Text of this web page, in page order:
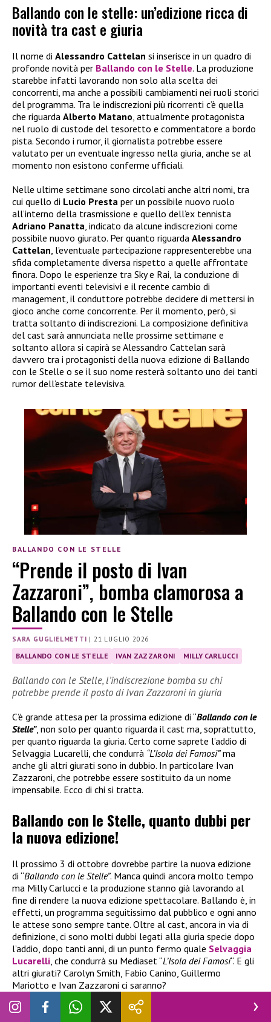
Ballando con le stelle: un’edizione ricca di
novità tra cast e giuria
Il nome di Alessandro Cattelan si inserisce in un quadro di
profonde novità per Ballando con le Stelle. La produzione
starebbe infatti lavorando non solo alla scelta dei
concorrenti, ma anche a possibili cambiamenti nei ruoli storici
del programma. Tra le indiscrezioni più ricorrenti c’è quella
che riguarda Alberto Matano , attualmente protagonista
nel ruolo di custode del tesoretto e commentatore a bordo
pista. Secondo i rumor, il giornalista potrebbe essere
valutato per un eventuale ingresso nella giuria, anche se al
momento non esistono conferme ufficiali.
Nelle ultime settimane sono circolati anche altri nomi, tra
cui quello di Lucio Presta per un possibile nuovo ruolo
all’interno della trasmissione e quello dell’ex tennista
Adriano Panatta , indicato da alcune indiscrezioni come
possibile nuovo giurato. Per quanto riguarda Alessandro
Cattelan , l’eventuale partecipazione rappresenterebbe una
sfida completamente diversa rispetto a quelle affrontate
finora. Dopo le esperienze tra Sky e Rai, la conduzione di
importanti eventi televisivi e il recente cambio di
management, il conduttore potrebbe decidere di mettersi in
gioco anche come concorrente. Per il momento, però, si
tratta soltanto di indiscrezioni. La composizione definitiva
del cast sarà annunciata nelle prossime settimane e
soltanto allora si capirà se Alessandro Cattelan sarà
davvero tra i protagonisti della nuova edizione di Ballando
con le Stelle o se il suo nome resterà soltanto uno dei tanti
rumor dell’estate televisiva.
BALLANDO CON LE STELLE
“Prende il posto di Ivan
Zazzaroni”, bomba clamorosa a
Ballando con le Stelle
SARA GUGLIELMETTI |21 LUGLIO 2026
BALLANDO CON LE STELLE IVAN ZAZZARONI MILLY CARLUCCI
Ballando con le Stelle, l’indiscrezione bomba su chi
potrebbe prende il posto di Ivan Zazzaroni in giuria
C’è grande attesa per la prossima edizione di “Ballando con le
Stelle”, non solo per quanto riguarda il cast ma, soprattutto,
per quanto riguarda la giuria. Certo come saprete l’addio di
Selvaggia Lucarelli, che condurrà “L’Isola dei Famosi”ma
anche gli altri giurati sono in dubbio. In particolare Ivan
Zazzaroni, che potrebbe essere sostituito da un nome
impensabile. Ecco di chi si tratta.
Ballando con le Stelle, quanto dubbi per
la nuova edizione!
Il prossimo 3 di ottobre dovrebbe partire la nuova edizione
di “Ballando con le Stelle”. Manca quindi ancora molto tempo
ma Milly Carlucci e la produzione stanno già lavorando al
fine di rendere la nuova edizione spettacolare. Ballando è, in
effetti, un programma seguitissimo dal pubblico e ogni anno
le attese sono sempre tante. Oltre al cast, ancora in via di
definizione, ci sono molti dubbi legati alla giuria specie dopo
l’addio, dopo tanti anni, di un punto fermo quale Selvaggia
Lucarelli, che condurrà su Mediaset “L’Isola dei Famosi“. E gli
altri giurati? Carolyn Smith, Fabio Canino, Guillermo
Mariotto e Ivan Zazzaroni ci saranno?